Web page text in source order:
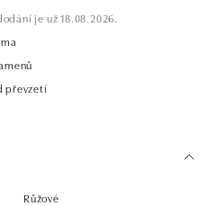
je už 18.08.2026.
převzetí
Růžové